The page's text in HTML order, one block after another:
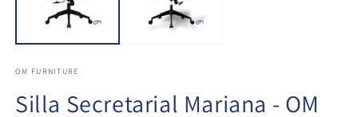
OM FURNITURE
Silla Secretarial Mariana - OM